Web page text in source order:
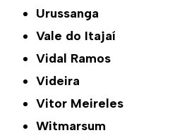
Urussanga
Vale do Itajaí
Vidal Ramos
Videira
Vitor Meireles
Witmarsum